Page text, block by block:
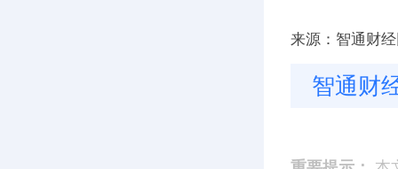
来源：智通财
智通财